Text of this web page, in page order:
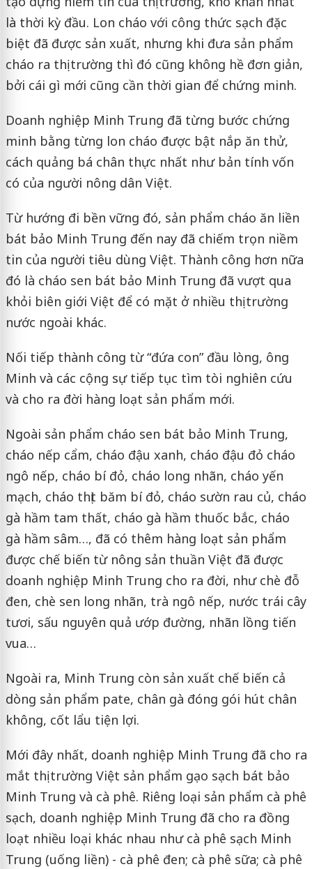
là thời kỳ đầu. Lon cháo với công thức sạch đặc
biệt đã được sản xuất, nhưng khi đưa sản phẩm
cháo ra thị trường thì đó cũng không hề đơn giản,
bởi cái gì mới cũng cần thời gian để chứng minh.
Doanh nghiệp Minh Trung đã từng bước chứng
minh bằng từng lon cháo được bật nắp ăn thử,
cách quảng bá chân thực nhất như bản tính vốn
có của người nông dân Việt.
Từ hướng đi bền vững đó, sản phẩm cháo ăn liền
bát bảo Minh Trung đến nay đã chiếm trọn niềm
tin của người tiêu dùng Việt. Thành công hơn nữa
đó là cháo sen bát bảo Minh Trung đã vượt qua
khỏi biên giới Việt để có mặt ở nhiều thị trường
nước ngoài khác.
Nối tiếp thành công từ “đứa con” đầu lòng, ông
Minh và các cộng sự tiếp tục tìm tòi nghiên cứu
và cho ra đời hàng loạt sản phẩm mới.
Ngoài sản phẩm cháo sen bát bảo Minh Trung,
cháo nếp cẩm, cháo đậu xanh, cháo đậu đỏ cháo
ngô nếp, cháo bí đỏ, cháo long nhãn, cháo yến
mạch, cháo thịt băm bí đỏ, cháo sườn rau củ, cháo
gà hầm tam thất, cháo gà hầm thuốc bắc, cháo
gà hầm sâm…, đã có thêm hàng loạt sản phẩm
được chế biến từ nông sản thuần Việt đã được
doanh nghiệp Minh Trung cho ra đời, như chè đỗ
đen, chè sen long nhãn, trà ngô nếp, nước trái cây
tươi, sấu nguyên quả ướp đường, nhãn lồng tiến
vua…
Ngoài ra, Minh Trung còn sản xuất chế biến cả
dòng sản phẩm pate, chân gà đóng gói hút chân
không, cốt lẩu tiện lợi.
Mới đây nhất, doanh nghiệp Minh Trung đã cho ra
mắt thị trường Việt sản phẩm gạo sạch bát bảo
Minh Trung và cà phê. Riêng loại sản phẩm cà phê
sạch, doanh nghiệp Minh Trung đã cho ra đồng
loạt nhiều loại khác nhau như cà phê sạch Minh
Trung (uống liền) - cà phê đen; cà phê sữa; cà phê